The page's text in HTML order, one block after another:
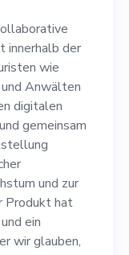
wir
zur
bei.
eine
und
innerhalb der
wie
Anwälten
digitalen
gemeinsam
und zur
Produkt hat
ein
wir glauben,